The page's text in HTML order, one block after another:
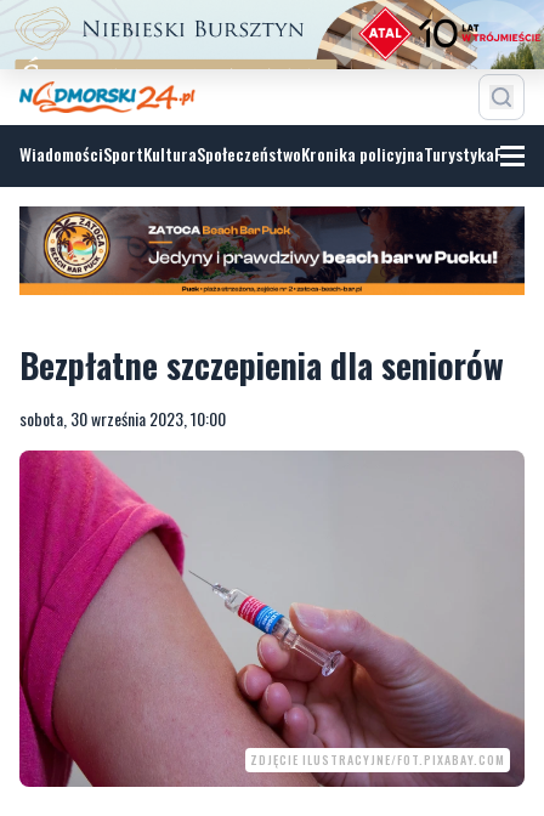
WiadomościSportKulturaSpołeczeństwoKronika policyjnaTurystyka
Bezpłatne szczepienia dla seniorów
sobota, 30 września 2023, 10:00
ZDJĘCIE ILUSTRACYJNE/FOT.PIXABAY.COM